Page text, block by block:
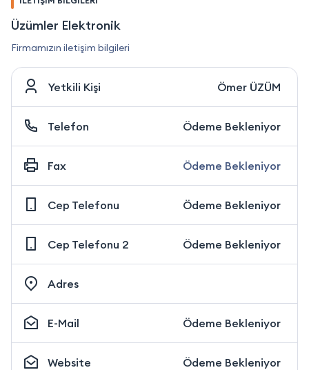
Üzümler Elektronik
Firmamızın iletişim bilgileri
Yetkili Kişi Ömer ÜZÜM
Telefon Ödeme Bekleniyor
Fax Ödeme Bekleniyor
Cep Telefonu Ödeme Bekleniyor
Cep Telefonu 2 Ödeme Bekleniyor
Adres
E-Mail Ödeme Bekleniyor
Website Ödeme Bekleniyor